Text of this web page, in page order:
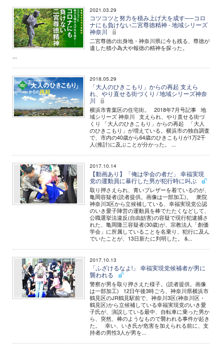
2021.03.29
コツコツと努力を積み上げ大を成す──コロ
ナにも負けない二宮尊徳精神 - 地域シリーズ
神奈川
二宮尊徳の出身地・神奈川県に今も残る、尊徳が
遺した積小為大や報徳の精神を探った。
...
2018.05.29
「大人のひきこもり」からの再起 支えら
れ、やり直せる街づくり / 地域シリーズ神奈
川
横浜市青葉区の住宅街。 2018年7月号記事 地
域シリーズ 神奈川 支えられ、やり直せる街づ
くり 「大人のひきこもり」からの再起 「大人
のひきこもり」が増えている。横浜市の独自調査
で、市内の40歳から64歳のひきこもりが1万2千
人(推計)に及ぶことが分かった。 ...
2017.10.14
【動画あり】「俺は学会の者だ」 幸福実現
党の運動員に暴行した男が犯行時に叫ぶ
取り押さえられ、青いブレザーを着ているのが、
亀岡容疑者(読者提供。画像は一部加工)。 衆院
神奈川3区から立候補している、幸福実現党公認
のいき愛子陣営の運動員を棒でたたくなどして、
公職選挙法違反(自由妨害)の容疑で現行犯逮捕さ
れた、亀岡隆三容疑者(30歳)が、宗教法人「創価
学会」に所属していることを名乗り、犯行に及ん
でいたことが、13日新たに判明した。 &...
2017.10.13
「ふざけるなよ!」 幸福実現党候補者が男に
襲われる
警察が男を取り押さえた様子。(読者提供。画像
は一部加工) 12日午後3時ごろ、神奈川県横浜市
鶴見区のJR鶴見駅前で、神奈川3区(神奈川区・
鶴見区)から立候補している幸福実現党のいき愛
子氏が、演説している最中、自転車に乗った男か
ら、突然、棒のようなもので襲われる事件が起き
た。 幸い、いき氏が危害を加えられる前に、支
持者の男性3人が男を...